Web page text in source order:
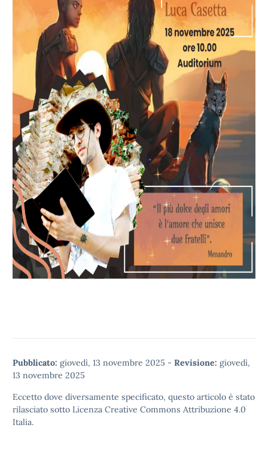
Pubblicato: giovedì, 13 novembre 2025 - Revisione: giovedì,
13 novembre 2025
Eccetto dove diversamente specificato, questo articolo è stato
rilasciato sotto Licenza Creative Commons Attribuzione 4.0
Italia.